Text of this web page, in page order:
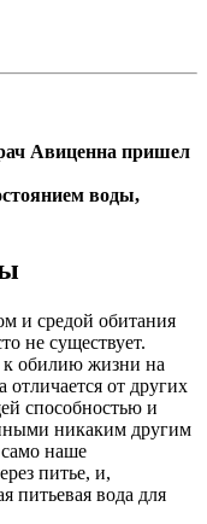
Авиценна пришел
воды,
и средой обитания
не существует.
обилию жизни на
от других
способностью и
никаким другим
наше
питье, и,
питьевая вода для